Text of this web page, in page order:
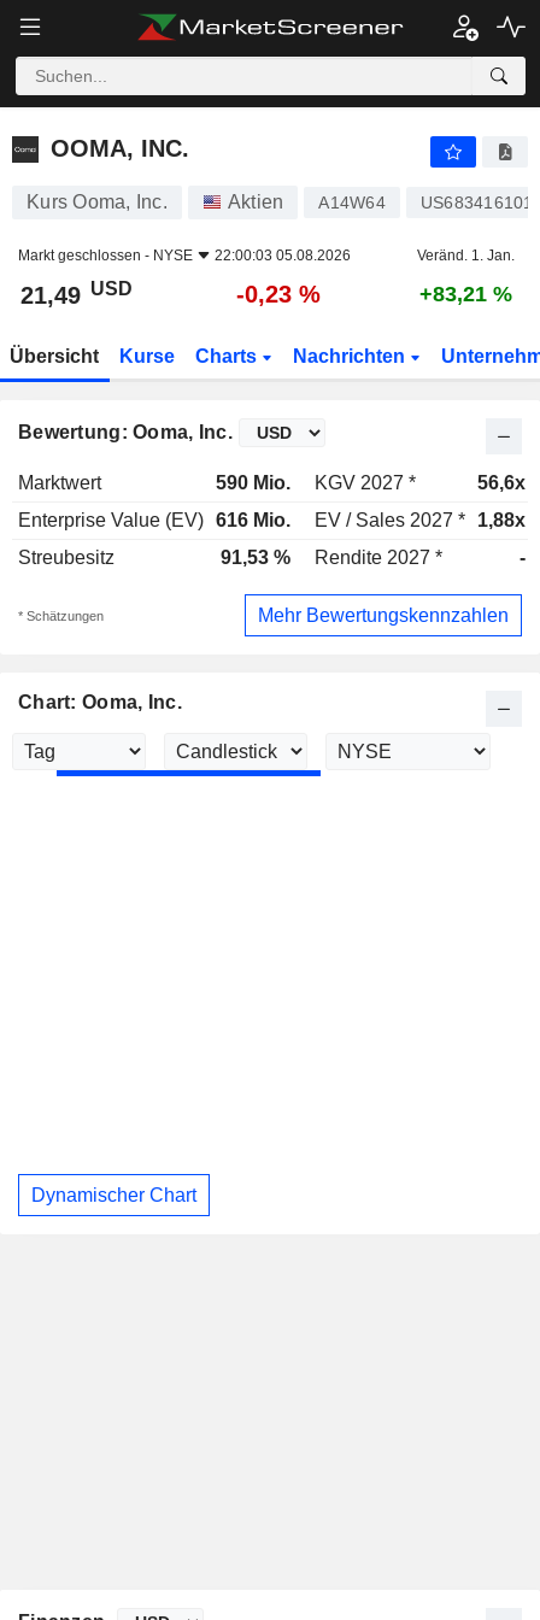
OOMA, INC.
OOMA, INC.
Kurs Ooma, Inc. Aktien A14W64
Markt geschlossen - NYSE 22:00:03 05.08.2026 Veränd. 1. Jan.
21,49 USD -0,23 % +83,21 %
Übersicht Kurse Charts Nachrichten
Bewertung: Ooma, Inc.
Marktwert 590 Mio. KGV 2027 *
56,6x
Enterprise Value (EV) 616 Mio. EV / Sales 2027 *
1,88x
Streubesitz
91,53 % Rendite 2027 * -
* Schätzungen Mehr Bewertungskennzahlen
Chart: Ooma, Inc.
Dynamischer Chart